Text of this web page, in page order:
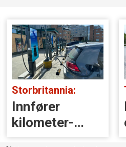
Tatt i kontroll:
Kjørte med
eksosanlegget
på taket (!)